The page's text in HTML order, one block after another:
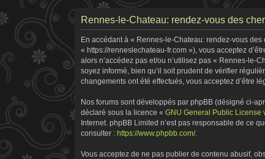
Rennes-le-Chateau: rendez-vous des
En accédant à « Rennes-le-Chateau: rendez-vous
« https://renneslechateau-fr.com »), vous acceptez
alors n’accédez pas et/ou n’utilisez pas « Rennes-le-
soyez informé, bien qu’il soit prudent de vérifier
changements ont été effectués, vous acceptez d’être
Nos forums sont développés par phpBB (désigné ci-
déclaré sous la licence « GNU General Public License
Internet. phpBB Limited n’est pas responsable de ce
consulter : https://www.phpbb.com/.
Vous acceptez de ne pas publier de contenu abusif,